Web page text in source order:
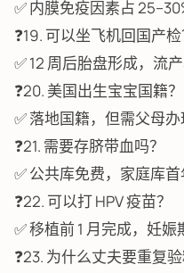
✅ 内膜免疫因素占
❓19. 可以坐飞机回国产检
✅ 12 周后胎盘形成，流
❓20. 美国出生宝宝国籍？
✅ 落地国籍，但需父母
❓21. 需要存脐带血吗？
✅ 公共库免费，家庭库首
❓22. 可以打 HPV 疫苗？
✅ 移植前 1 月完成，妊娠
❓23. 为什么丈夫要重复验